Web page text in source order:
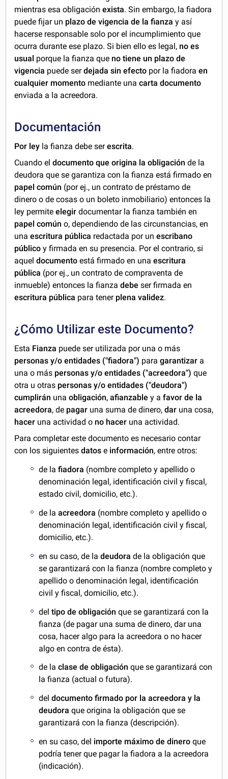
mientras esa obligaciónexista. Sin embargo, la fiadora
puede fijar un plazo de vigencia de la fianza y así
hacerse responsable solo por el incumplimiento que
ocurra durante ese plazo. Si bien ello es legal, no es
usual porque la fianza que no tiene un plazo de
vigencia puede serdejada sin efecto por la fiadoraen
cualquier momento mediante unacarta documento
enviada a la acreedora.
Documentación
Por ley la fianza debe serescrita.
Cuando eldocumento que origina la obligación de la
deudora que se garantiza con la fianza está firmado en
papel común (por ej., un contrato de préstamo de
dinero o de cosas o un boleto inmobiliario) entonces la
ley permiteelegir documentar la fianza también en
papel común o, dependiendo de las circunstancias, en
unaescritura pública redactada por unescribano
público y firmada en su presencia. Por el contrario, si
aqueldocumento está firmado en unaescritura
pública (por ej., un contrato de compraventa de
inmueble) entonces la fianzadebe ser firmada en
escritura pública para tener plena validez.
¿Cómo Utilizar este Documento?
Esta Fianza puede ser utilizada por una o más
personas y/o entidades ("fiadora") paragarantizar a
una o más personas y/o entidades ("acreedora") que
otra u otras personas y/o entidades ("deudora")
cumplirán una obligación, afianzable y afavor de la
acreedora, de pagar una suma de dinero,dar una cosa,
hacer una actividad o no hacer una actividad.
Para completar este documento es necesario contar
con los siguientesdatos e información, entre otros:
de lafiadora (nombre completo y apellido o
denominación legal, identificación civil y fiscal,
estado civil, domicilio, etc.).
de laacreedora (nombre completo y apellido o
denominación legal, identificación civil y fiscal,
domicilio, etc.).
en su caso, de ladeudora de la obligación que
se garantizará con la fianza (nombre completo y
apellido o denominación legal, identificación
civil y fiscal, domicilio, etc.).
deltipo de obligaciónque se garantizará con la
fianza (de pagar una suma de dinero, dar una
cosa, hacer algo para la acreedora o no hacer
algo en contra de ésta).
de laclase de obligación que se garantizará con
la fianza (actual o futura).
deldocumento firmado por la acreedora y la
deudora que origina la obligación que se
garantizará con la fianza (descripción).
en su caso, del importe máximo de dinero que
podría tener que pagar la fiadora a la acreedora
(indicación).